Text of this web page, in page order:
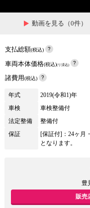
動画を見る（0件）
支払総額(税込)
車両本体価格(税込)(リ済込)
諸費用(税込)
年式 2019(令和1)年
車検
車検整備付
法定整備
整備付
保証
[保証付]：24ヶ月
となります。
豊
販売